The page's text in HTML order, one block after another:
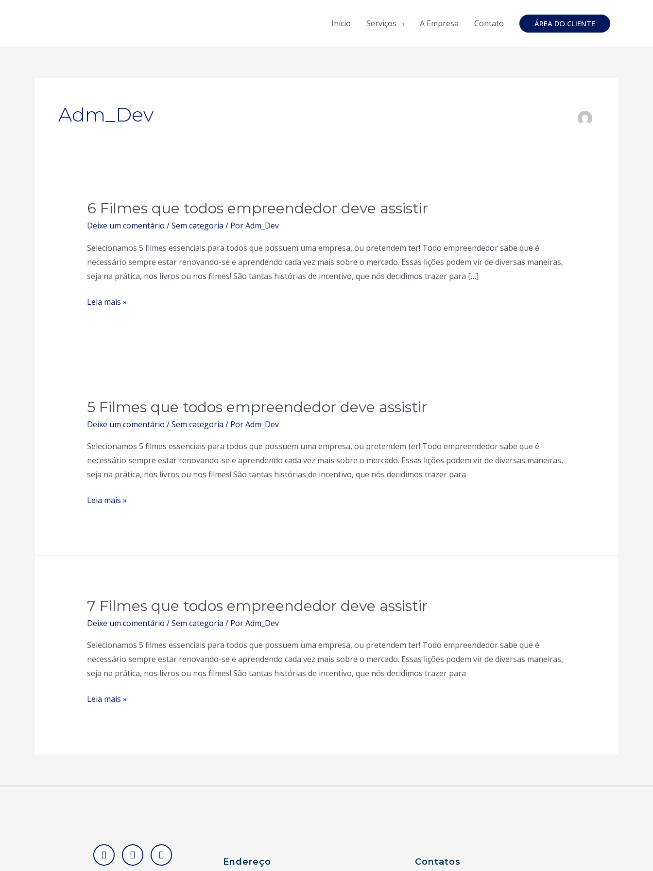
Início Serviços A Empresa Contato ÁREA DO CLIENTE
Adm_Dev
6 Filmes que todos empreendedor deve assistir
Deixe um comentário /Sem categoria / PorAdm_Dev
Selecionamos 5 filmes essenciais para todos que possuem uma empresa, ou pretendem ter! Todo empreendedor sabe que é
necessário sempre estar renovando-se e aprendendo cada vez mais sobre o mercado. Essas lições podem vir de diversas maneiras,
seja na prática, nos livros ou nos filmes! São tantas histórias de incentivo, que nós decidimos trazer para […]
6
Filmes
todos
empreendedor
deve
Leia mais »
5 Filmes que todos empreendedor deve assistir
Deixe um comentário /Sem categoria / PorAdm_Dev
Selecionamos 5 filmes essenciais para todos que possuem uma empresa, ou pretendem ter! Todo empreendedor sabe que é
necessário sempre estar renovando-se e aprendendo cada vez mais sobre o mercado. Essas lições podem vir de diversas maneiras,
seja na prática, nos livros ou nos filmes! São tantas histórias de incentivo, que nós decidimos trazer para
5
Filmes
todos
empreendedor
deve
Leia mais »
7 Filmes que todos empreendedor deve assistir
Deixe um comentário /Sem categoria / PorAdm_Dev
Selecionamos 5 filmes essenciais para todos que possuem uma empresa, ou pretendem ter! Todo empreendedor sabe que é
necessário sempre estar renovando-se e aprendendo cada vez mais sobre o mercado. Essas lições podem vir de diversas maneiras,
seja na prática, nos livros ou nos filmes! São tantas histórias de incentivo, que nós decidimos trazer para
7
Filmes
todos
empreendedor
deve
Leia mais »
I
n
s
F
a
c
L
i
n Endereço Contatos